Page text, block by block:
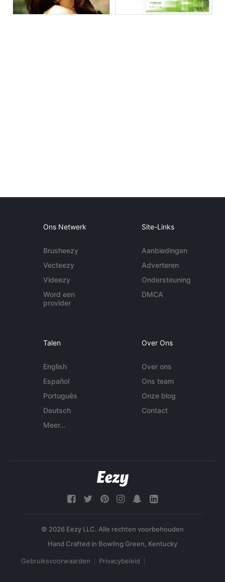
Ons Netwerk
Brusheezy
Vecteezy
Videezy
Word een
provider
Site-Links
Aanbiedingen
Adverteren
Ondersteuning
DMCA
Talen
English
Español
Português
Deutsch
Meer...
Over Ons
Over ons
Ons team
Onze blog
Contact
© 2026 Eezy LLC. Alle rechten voorbehouden
Gebruiksvoorwaarden Privacybeleid